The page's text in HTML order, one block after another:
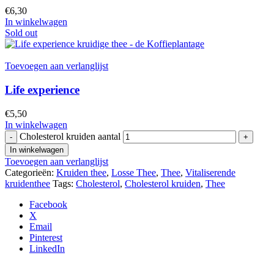
€6,30
In winkelwagen
Sold out
Toevoegen aan verlanglijst
Life experience
€5,50
In winkelwagen
Cholesterol kruiden aantal
In winkelwagen
Toevoegen aan verlanglijst
Categorieën: Kruiden thee, Losse Thee, Thee, Vitaliserende
kruidenthee Tags: Cholesterol, Cholesterol kruiden, Thee
Facebook
X
Email
Pinterest
LinkedIn